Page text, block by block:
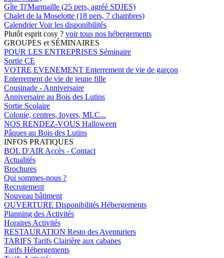
Gîte Ti'Marmaille (25 pers, agréé SDJES)
Chalet de la Moselotte (18 pers, 7 chambres)
CalendrierVoir les disponibilités
Plutôt esprit cosy ? voir tous nos hébergements
GROUPES et SÉMINAIRES
POUR LES ENTREPRISES Séminaire
Sortie CE
VOTRE EVENEMENT Enterrement de vie de garçon
Enterrement de vie de jeune fille
Cousinade - Anniversaire
Anniversaire au Bois des Lutins
Sortie Scolaire
Colonie, centres, foyers, MLC...
NOS RENDEZ-VOUS Halloween
Pâques au Bois des Lutins
INFOS PRATIQUES
BOL D'AIR Accès - Contact
Actualités
Brochures
Qui sommes-nous ?
Recrutement
Nouveau bâtiment
OUVERTURE Disponibilités Hébergements
Planning des Activités
Horaires Activités
RESTAURATION Resto des Aventuriers
TARIFS Tarifs Clairière aux cabanes
Tarifs Hébergements